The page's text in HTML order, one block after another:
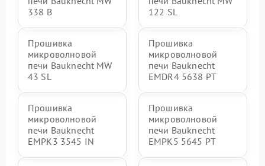
338 B
122 SL
Прошивка
микроволновой
печи Bauknecht MW
43 SL
Прошивка
микроволновой
печи Bauknecht
EMDR4 5638 PT
Прошивка
микроволновой
печи Bauknecht
EMPK3 3545 IN
Прошивка
микроволновой
печи Bauknecht
EMPK5 5645 PT